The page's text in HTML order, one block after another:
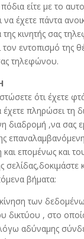
πόδια είτε με το
να έχετε πάντα
κινητής σας
τον εντοπισμό της
τηλεφώνου.
ότι έχετε
έχετε πληρώσει τη
διαδρομή ,να σας
και επομένως και
σελίδας,δοκιμάστε
βήματα:
των
δικτύου , στο
αδύναμης